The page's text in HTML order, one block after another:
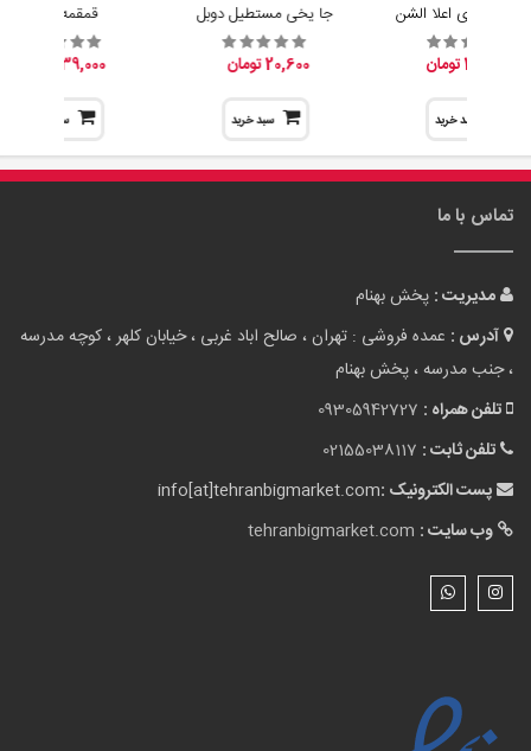
264,000 تومان
سبد خرید
جا یخی مستطیل دوبل
20,600 تومان
سبد خرید
قمقمه کتابی
39,000 تومان
سبد خرید
تماس با ما
مدیریت : پخش بهنام
آدرس : عمده فروشی : تهران ، صالح اباد غربی ، خیابان کلهر ، کوچه مدرسه
، جنب مدرسه ، پخش بهنام
تلفن همراه : 09305942727
تلفن ثابت : 02155038117
پست الکترونیک :info[at]tehranbigmarket.com
وب سایت : tehranbigmarket.com